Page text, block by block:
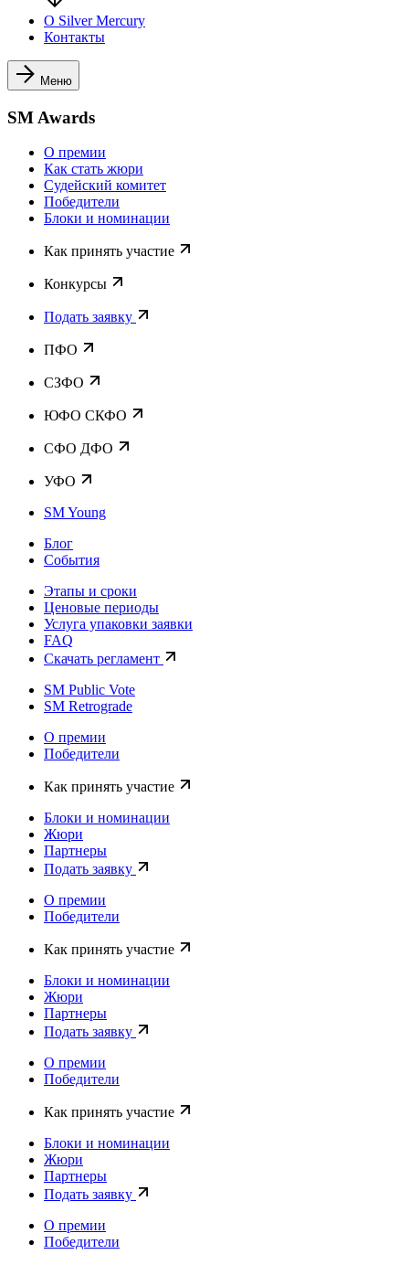
О Silver Mercury
Контакты
Меню
SM Awards
О премии
Как стать жюри
Судейский комитет
Победители
Блоки и номинации
Как принять участие
Конкурсы
Подать заявку
ПФО
СЗФО
ЮФО СКФО
CФО ДФО
УФО
SM Young
Блог
События
Этапы и сроки
Ценовые периоды
Услуга упаковки заявки
FAQ
Скачать регламент
SM Public Vote
SM Retrograde
О премии
Победители
Как принять участие
Блоки и номинации
Жюри
Партнеры
Подать заявку
О премии
Победители
Как принять участие
Блоки и номинации
Жюри
Партнеры
Подать заявку
О премии
Победители
Как принять участие
Блоки и номинации
Жюри
Партнеры
Подать заявку
О премии
Победители